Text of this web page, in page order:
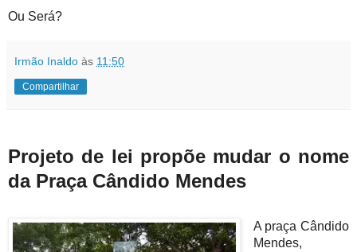
Ou Será?
Irmão Inaldo às 11:50
Compartilhar
Projeto de lei propõe mudar o nome
da Praça Cândido Mendes
A praça Cândido
Mendes,